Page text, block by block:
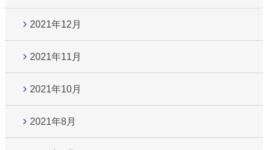
2021年12月
2021年11月
2021年10月
2021年8月